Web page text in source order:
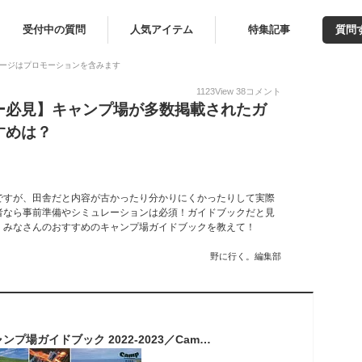
受付中の質問 人気アイテム 特集記事 質問
ジはプロモーションを含みます
1123View 38コメント
見】キャンプ場が多数掲載されたガ
は？
が、田舎だと内容が古かったり分かりにくかったりして実際
ら事前準備やシミュレーションは必須！ガイドブックだと見
なさんのおすすめのキャンプ場ガイドブックを教えて！
野に行く。編集部
テーマで選ぶ全国キャンプ場ガイドブック 2022-2023／CampGoodsMagazine【1000円以上送料無料】